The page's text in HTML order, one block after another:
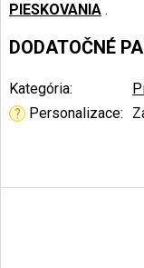
PIESKOVANIA .
DODATOČNÉ
Kategória:
? Personalizace:
á